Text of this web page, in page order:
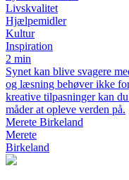
Livskvalitet
Hjælpemidler
Kultur
Inspiration
2 min
Synet kan blive svagere
og læsning behøver ikke
kreative tilpasninger kan
måder at opleve verden på.
Merete Birkeland
Merete
Birkeland